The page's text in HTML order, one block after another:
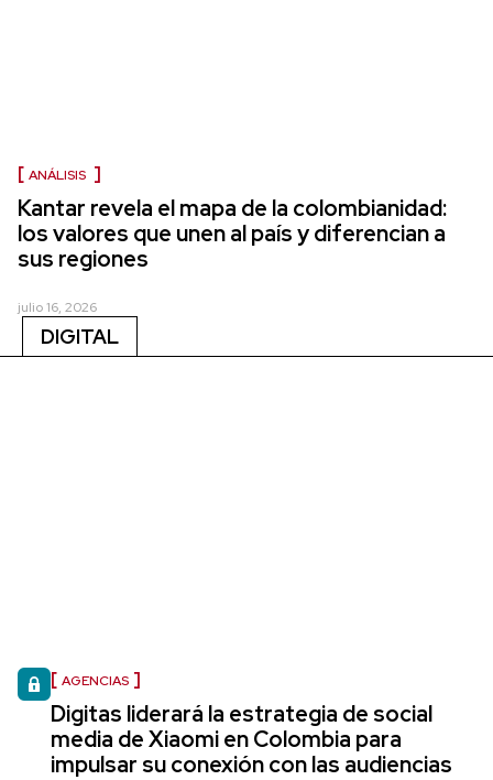
ANÁLISIS
Kantar revela el mapa de la colombianidad:
los valores que unen al país y diferencian a
sus regiones
julio 16, 2026
DIGITAL
AGENCIAS
Digitas liderará la estrategia de social
media de Xiaomi en Colombia para
impulsar su conexión con las audiencias